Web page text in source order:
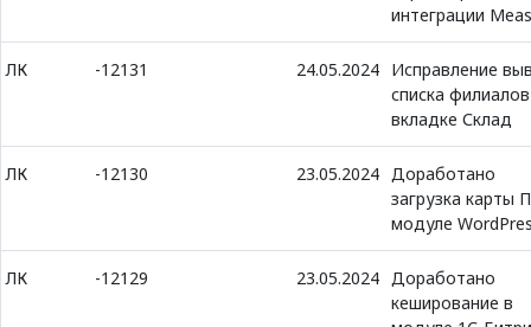
интеграции
ЛК -12131 24.05.2024 Исправление
списка
вкладке Склад
ЛК -12130 23.05.2024 Доработано
загрузка карты
модуле
ЛК -12129 23.05.2024 Доработано
кеширование в